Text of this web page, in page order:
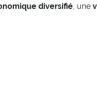
diversifié, une